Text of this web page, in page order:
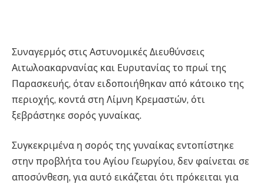
Συναγερμός στις Αστυνομικές Διευθύνσεις
Αιτωλοακαρνανίας και Ευρυτανίας το πρωί της
Παρασκευής, όταν ειδοποιήθηκαν από κάτοικο της
περιοχής, κοντά στη Λίμνη Κρεμαστών, ότι
ξεβράστηκε σορός γυναίκας.
Συγκεκριμένα η σορός της γυναίκας εντοπίστηκε
στην προβλήτα του Αγίου Γεωργίου, δεν φαίνεται σε
αποσύνθεση, για αυτό εικάζεται ότι πρόκειται για